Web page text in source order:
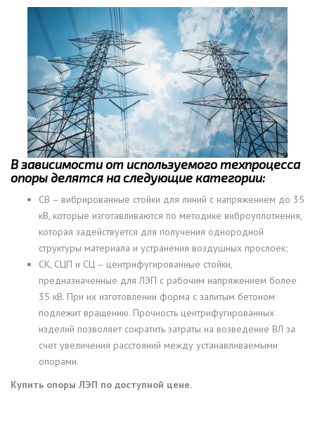
В зависимости от используемого техпроцесса
опоры делятся на следующие категории:
СВ – вибрированные стойки для линий с напряжением до 35
кВ, которые изготавливаются по методике виброуплотнения,
которая задействуется для получения однородной
структуры материала и устранения воздушных прослоек;
СК, СЦП и СЦ – центрифугированные стойки,
предназначенные для ЛЭП с рабочим напряжением более
35 кВ. При их изготовлении форма с залитым бетоном
подлежит вращению. Прочность центрифугированных
изделий позволяет сократить затраты на возведение ВЛ за
счет увеличения расстояний между устанавливаемыми
опорами.
Купить опоры ЛЭП по доступной цене.